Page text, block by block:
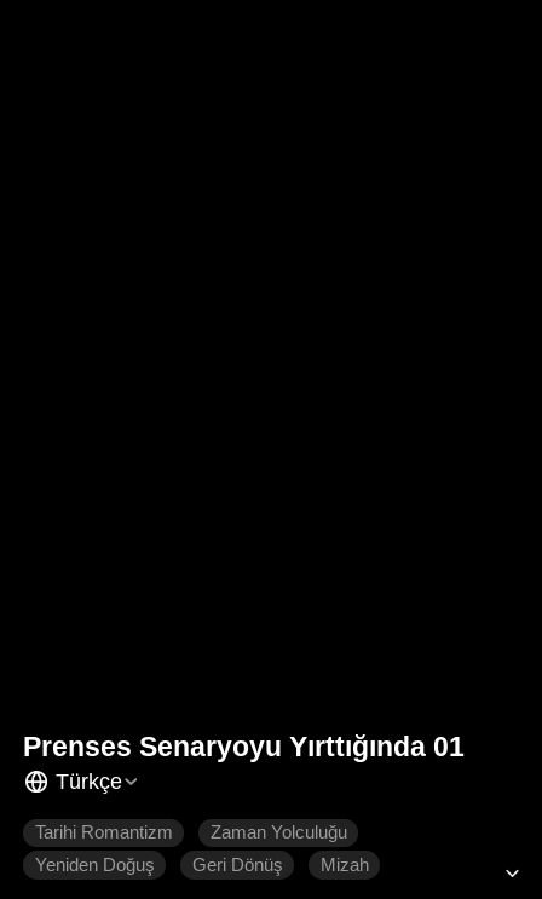
Prenses Senaryoyu Yırttığında 01
Türkçe
Tarihi Romantizm
Zaman Yolculuğu
Yeniden Doğuş
Geri Dönüş Mizah